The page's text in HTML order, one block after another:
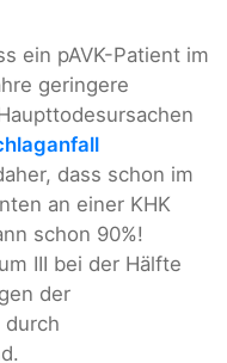
ein pAVK-Patient im
geringere
dass schon im
an einer KHK
schon 90%!
III bei der Hälfte
der
durch